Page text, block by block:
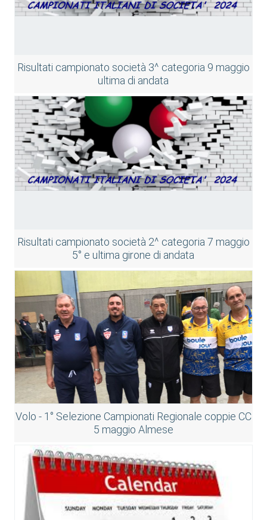
Risultati campionato società 3^ categoria 9 maggio
ultima di andata
Risultati campionato società 2^ categoria 7 maggio
5° e ultima girone di andata
Volo - 1° Selezione Campionati Regionale coppie CC
5 maggio Almese